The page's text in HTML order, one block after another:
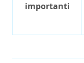
importanti